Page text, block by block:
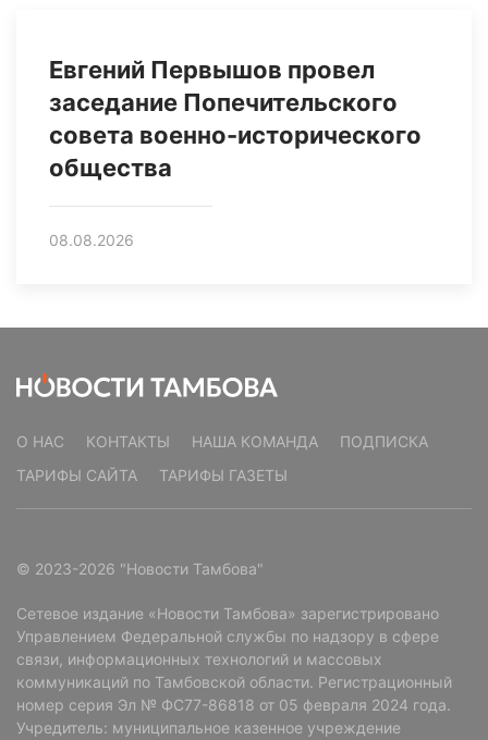
Евгений Первышов провел
заседание Попечительского
совета военно-исторического
общества
08.08.2026
О НАС КОНТАКТЫ НАША КОМАНДА
ПОДПИСКА
ТАРИФЫ САЙТА
ТАРИФЫ ГАЗЕТЫ
© 2023-2026 "Новости Тамбова"
Сетевое издание «Новости Тамбова» зарегистрировано
Управлением Федеральной службы по надзору в сфере
связи, информационных технологий и массовых
коммуникаций по Тамбовской области. Регистрационный
номер серия Эл № ФС77-86818 от 05 февраля 2024 года.
Учредитель: муниципальное казенное учреждение